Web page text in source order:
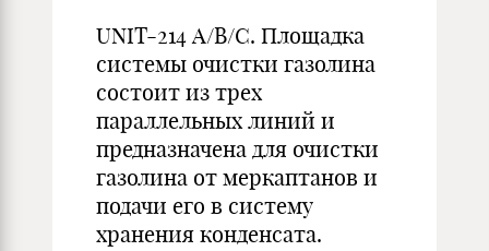
UNIT-214 А/В/С. Площадка
системы очистки газолина
состоит из трех
параллельных линий и
предназначена для очистки
газолина от меркаптанов и
подачи его в систему
хранения конденсата.